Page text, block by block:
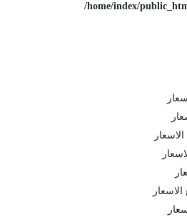
/home/index/